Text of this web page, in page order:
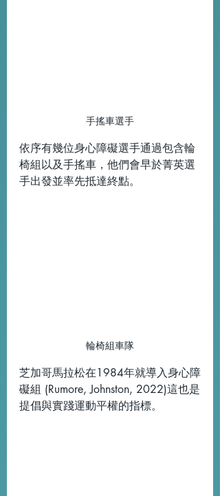
手搖車選手
依序有幾位身心障礙選手通過包含輪
椅組以及手搖車，他們會早於菁英選
手出發並率先抵達終點。
輪椅組車隊
芝加哥馬拉松在1984年就導入身心障
礙組 (Rumore, Johnston, 2022)這也是
提倡與實踐運動平權的指標。